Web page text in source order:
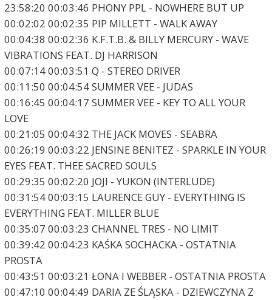
23:58:20 00:03:46 PHONY PPL - NOWHERE BUT UP
00:02:02 00:02:35 PIP MILLETT - WALK AWAY
00:04:38 00:02:36 K.F.T.B. & BILLY MERCURY - WAVE
VIBRATIONS FEAT. DJ HARRISON
00:07:14 00:03:51 Q - STEREO DRIVER
00:11:50 00:04:54 SUMMER VEE - JUDAS
00:16:45 00:04:17 SUMMER VEE - KEY TO ALL YOUR
LOVE
00:21:05 00:04:32 THE JACK MOVES - SEABRA
00:26:19 00:03:22 JENSINE BENITEZ - SPARKLE IN YOUR
EYES FEAT. THEE SACRED SOULS
00:29:35 00:02:20 JOJI - YUKON (INTERLUDE)
00:31:54 00:03:15 LAURENCE GUY - EVERYTHING IS
EVERYTHING FEAT. MILLER BLUE
00:35:07 00:03:23 CHANNEL TRES - NO LIMIT
00:39:42 00:04:23 KAŚKA SOCHACKA - OSTATNIA
PROSTA
00:43:51 00:03:21 ŁONA I WEBBER - OSTATNIA PROSTA
00:47:10 00:04:49 DARIA ZE ŚLĄSKA - DZIEWCZYNA Z